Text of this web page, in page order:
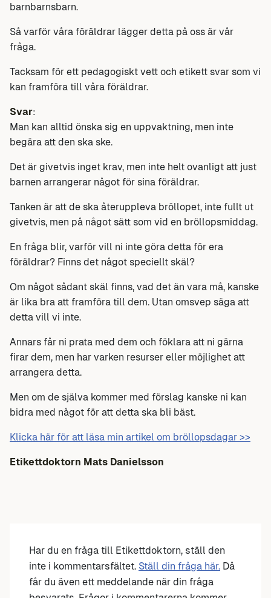
barnbarnsbarn.
Så varför våra föräldrar lägger detta på oss är vår
fråga.
Tacksam för ett pedagogiskt vett och etikett svar som vi
kan framföra till våra föräldrar.
Svar:
Man kan alltid önska sig en uppvaktning, men inte
begära att den ska ske.
Det är givetvis inget krav, men inte helt ovanligt att just
barnen arrangerar något för sina föräldrar.
Tanken är att de ska återuppleva bröllopet, inte fullt ut
givetvis, men på något sätt som vid en bröllopsmiddag.
En fråga blir, varför vill ni inte göra detta för era
föräldrar? Finns det något speciellt skäl?
Om något sådant skäl finns, vad det än vara må, kanske
är lika bra att framföra till dem. Utan omsvep säga att
detta vill vi inte.
Annars får ni prata med dem och föklara att ni gärna
firar dem, men har varken resurser eller möjlighet att
arrangera detta.
Men om de själva kommer med förslag kanske ni kan
bidra med något för att detta ska bli bäst.
Klicka här för att läsa min artikel om bröllopsdagar >>
Etikettdoktorn Mats Danielsson
Har du en fråga till Etikettdoktorn, ställ den
inte i kommentarsfältet. Ställ din fråga här. Då
får du även ett meddelande när din fråga